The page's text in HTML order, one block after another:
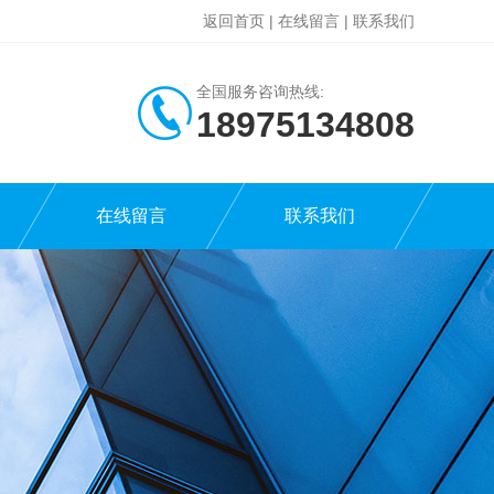
返回首页 | 在线留言 | 联系我们
全国服务咨询热线:
18975134808
在线留言 联系我们